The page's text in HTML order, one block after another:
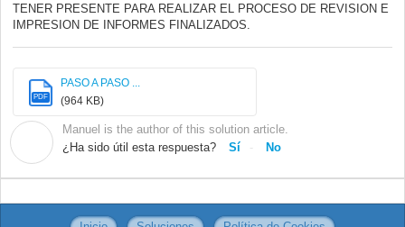
TENER PRESENTE PARA REALIZAR EL PROCESO DE REVISION E
IMPRESION DE INFORMES FINALIZADOS.
PDF
PASO A PASO ...
(964 KB)
Manuel is the author of this solution article.
¿Ha sido útil esta respuesta?
Sí No